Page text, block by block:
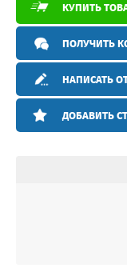
КУПИТЬ
ПОЛУЧИТЬ
НАПИСАТЬ
ДОБАВИТЬ